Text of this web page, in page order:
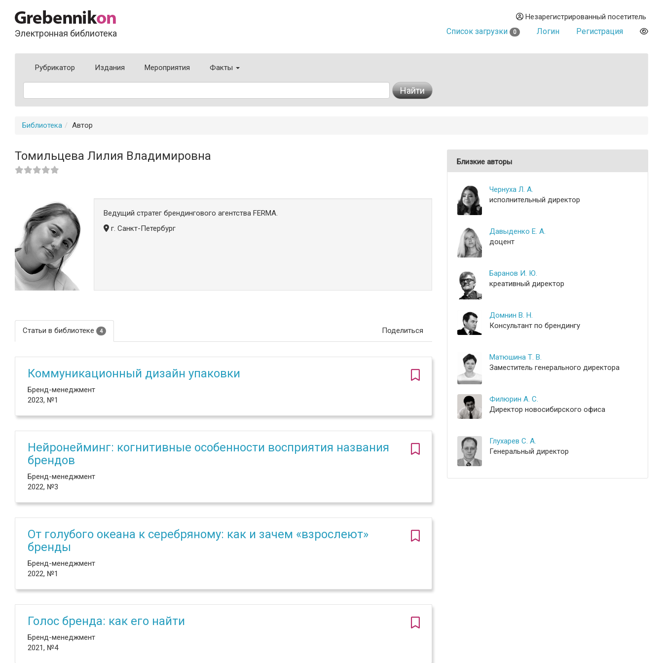
Электронная библиотека
Незарегистрированный посетитель
Список загрузки 0 Логин Регистрация
Рубрикатор Издания Мероприятия Факты
Найти
Библиотека Автор
Томильцева Лилия Владимировна
Ведущий стратег брендингового агентства FERMA.
г. Санкт-Петербург
Статьи в библиотеке 4 Поделиться
Коммуникационный дизайн упаковки
Бренд-менеджмент
2023, №1
Нейронейминг: когнитивные особенности восприятия названия
брендов
Бренд-менеджмент
2022, №3
От голубого океана к серебряному: как и зачем «взрослеют»
бренды
Бренд-менеджмент
2022, №1
Голос бренда: как его найти
Бренд-менеджмент
2021, №4
Близкие авторы
Чернуха Л. А.
исполнительный директор
Давыденко Е. А.
доцент
Баранов И. Ю.
креативный директор
Домнин В. Н.
Консультант по брендингу
Матюшина Т. В.
Заместитель генерального директора
Филюрин А. С.
Директор новосибирского офиса
Глухарев С. А.
Генеральный директор